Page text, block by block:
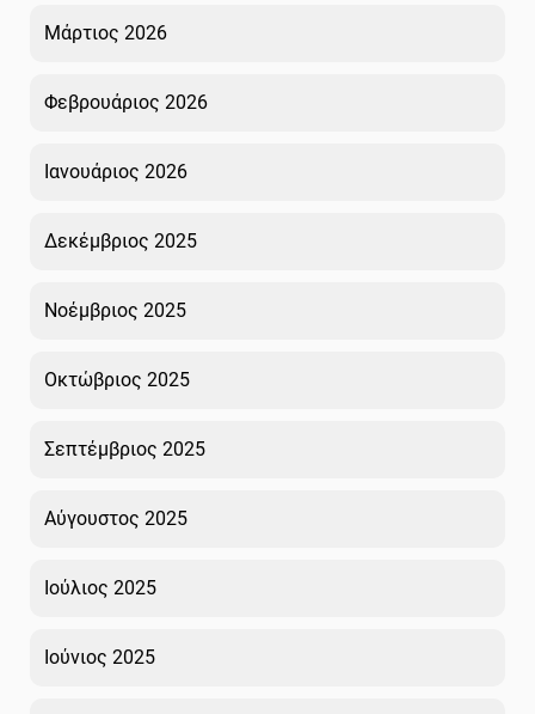
Μάρτιος 2026
Φεβρουάριος 2026
Ιανουάριος 2026
Δεκέμβριος 2025
Νοέμβριος 2025
Οκτώβριος 2025
Σεπτέμβριος 2025
Αύγουστος 2025
Ιούλιος 2025
Ιούνιος 2025